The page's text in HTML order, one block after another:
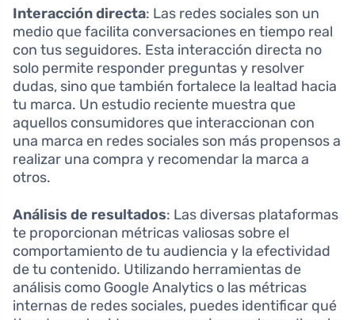
Interacción directa: Las redes sociales son un
medio que facilita conversaciones en tiempo real
con tus seguidores. Esta interacción directa no
solo permite responder preguntas y resolver
dudas, sino que también fortalece la lealtad hacia
tu marca. Un estudio reciente muestra que
aquellos consumidores que interaccionan con
una marca en redes sociales son más propensos a
realizar una compra y recomendar la marca a
otros.
Análisis de resultados: Las diversas plataformas
te proporcionan métricas valiosas sobre el
comportamiento de tu audiencia y la efectividad
de tu contenido. Utilizando herramientas de
análisis como Google Analytics o las métricas
internas de redes sociales, puedes identificar qué